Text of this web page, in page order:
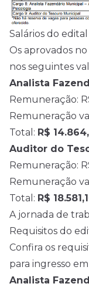
Salários do
Os aprovados
nos seguintes
Analista
Remuneração:
Remuneração
Total: R$
Auditor do
Remuneração:
Remuneração
Total: R$
A jornada de
Requisitos do
Confira os
para ingresso
Analista